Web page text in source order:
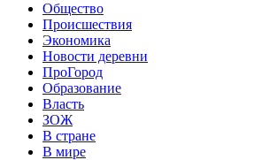
Общество
Происшествия
Экономика
Новости деревни
ПроГород
Образование
Власть
ЗОЖ
В стране
В мире